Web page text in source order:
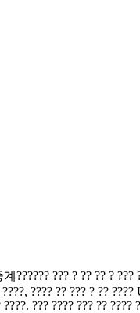
??? ? ?? ?? ? ???
???? ?? ??? ? ??
??? ???? ??? ?? ????